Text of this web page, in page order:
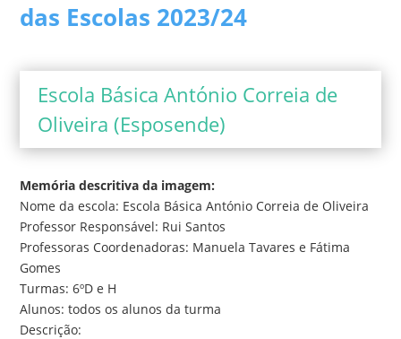
das Escolas 2023/24
Escola Básica António Correia de
Oliveira (Esposende)
Memória descritiva da imagem:
Nome da escola: Escola Básica António Correia de Oliveira
Professor Responsável: Rui Santos
Professoras Coordenadoras: Manuela Tavares e Fátima
Gomes
Turmas: 6ºD e H
Alunos: todos os alunos da turma
Descrição: